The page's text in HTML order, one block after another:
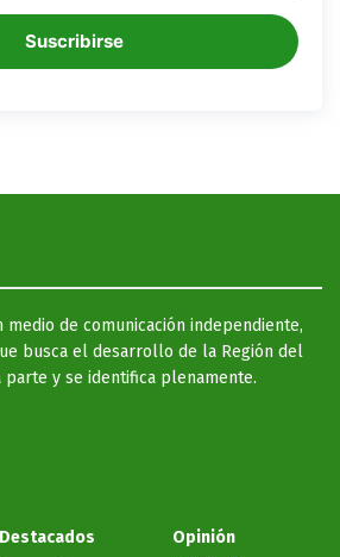
Suscribirse
de comunicación independiente,
busca el desarrollo de la Región del
y se identifica plenamente.
Destacados
Opinión